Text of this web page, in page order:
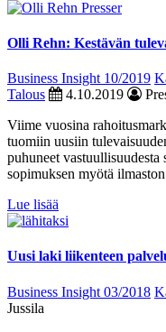
Olli Rehn: Kestävän
Business Insight 10/2019
Talous
4.10.2019
Viime vuosina
tuomiin uusiin
puhuneet
sopimuksen myötä
Lue lisää
Uusi laki liikenteen
Business Insight 03/2018
Jussila